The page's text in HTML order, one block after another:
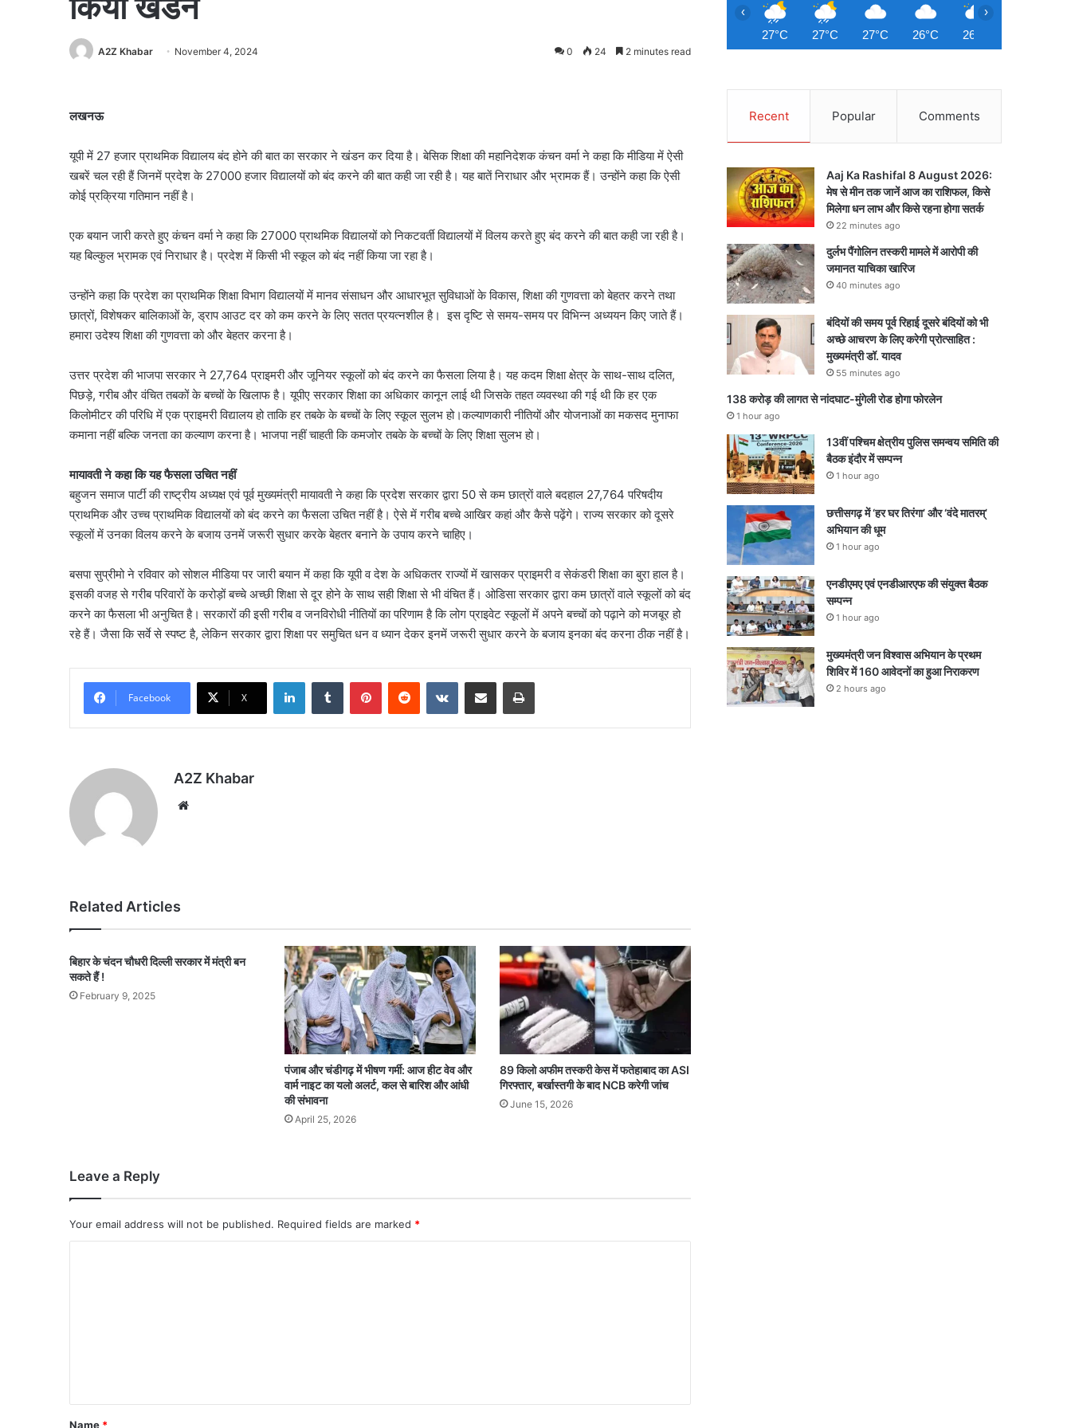
A2Z Khabar November 4, 2024 0 24 2 minutes read
लखनऊ
यूपी में 27 हजार प्राथमिक विद्यालय बंद होने की बात का सरकार ने खंडन कर दिया है। बेसिक शिक्षा की महानिदेशक कंचन वर्मा ने कहा कि मीडिया में ऐसी
खबरें चल रही हैं जिनमें प्रदेश के 27000 हजार विद्यालयों को बंद करने की बात कही जा रही है। यह बातें निराधार और भ्रामक हैं। उन्होंने कहा कि ऐसी
कोई प्रक्रिया गतिमान नहीं है।
एक बयान जारी करते हुए कंचन वर्मा ने कहा कि 27000 प्राथमिक विद्यालयों को निकटवर्ती विद्यालयों में विलय करते हुए बंद करने की बात कही जा रही है।
यह बिल्कुल भ्रामक एवं निराधार है। प्रदेश में किसी भी स्कूल को बंद नहीं किया जा रहा है।
उन्होंने कहा कि प्रदेश का प्राथमिक शिक्षा विभाग विद्यालयों में मानव संसाधन और आधारभूत सुविधाओं के विकास, शिक्षा की गुणवत्ता को बेहतर करने तथा
छात्रों, विशेषकर बालिकाओं के, ड्राप आउट दर को कम करने के लिए सतत प्रयत्नशील है। इस दृष्टि से समय-समय पर विभिन्न अध्ययन किए जाते हैं।
हमारा उदेश्य शिक्षा की गुणवत्ता को और बेहतर करना है।
उत्तर प्रदेश की भाजपा सरकार ने 27,764 प्राइमरी और जूनियर स्कूलों को बंद करने का फैसला लिया है। यह कदम शिक्षा क्षेत्र के साथ-साथ दलित,
पिछड़े, गरीब और वंचित तबकों के बच्चों के खिलाफ है। यूपीए सरकार शिक्षा का अधिकार कानून लाई थी जिसके तहत व्यवस्था की गई थी कि हर एक
किलोमीटर की परिधि में एक प्राइमरी विद्यालय हो ताकि हर तबके के बच्चों के लिए स्कूल सुलभ हो।कल्याणकारी नीतियों और योजनाओं का मकसद मुनाफा
कमाना नहीं बल्कि जनता का कल्याण करना है। भाजपा नहीं चाहती कि कमजोर तबके के बच्चों के लिए शिक्षा सुलभ हो।
मायावती ने कहा कि यह फैसला उचित नहीं
बहुजन समाज पार्टी की राष्ट्रीय अध्यक्ष एवं पूर्व मुख्यमंत्री मायावती ने कहा कि प्रदेश सरकार द्वारा 50 से कम छात्राें वाले बदहाल 27,764 परिषदीय
प्राथमिक और उच्च प्राथमिक विद्यालयों को बंद करने का फैसला उचित नहीं है। ऐसे में गरीब बच्चे आखिर कहां और कैसे पढ़ेंगे। राज्य सरकार को दूसरे
स्कूलों में उनका विलय करने के बजाय उनमें जरूरी सुधार करके बेहतर बनाने के उपाय करने चाहिए।
बसपा सुप्रीमो ने रविवार को सोशल मीडिया पर जारी बयान में कहा कि यूपी व देश के अधिकतर राज्यों में खासकर प्राइमरी व सेकंडरी शिक्षा का बुरा हाल है।
इसकी वजह से गरीब परिवारों के करोड़ों बच्चे अच्छी शिक्षा से दूर होने के साथ सही शिक्षा से भी वंचित हैं। ओडिसा सरकार द्वारा कम छात्राें वाले स्कूलों को बंद
करने का फैसला भी अनुचित है। सरकारों की इसी गरीब व जनविरोधी नीतियों का परिणाम है कि लोग प्राइवेट स्कूलों में अपने बच्चों को पढ़ाने को मजबूर हो
रहे हैं। जैसा कि सर्वे से स्पष्ट है, लेकिन सरकार द्वारा शिक्षा पर समुचित धन व ध्यान देकर इनमें जरूरी सुधार करने के बजाय इनका बंद करना ठीक नहीं है।
Facebook X
LinkedInTumblr PinterestReddit VKontakteShare via Email Print
A2Z Khabar
Related Articles
बिहार के चंदन चौधरी दिल्ली सरकार में मंत्री बन
सकते हैं !
February 9, 2025
पंजाब और चंडीगढ़ में भीषण गर्मी: आज हीट वेव और
वार्म नाइट का यलो अलर्ट, कल से बारिश और आंधी
की संभावना
April 25, 2026
89 किलो अफीम तस्करी केस में फतेहाबाद का ASI
गिरफ्तार, बर्खास्तगी के बाद NCB करेगी जांच
June 15, 2026
Leave a Reply
Your email address will not be published. Required fields are marked *
*
Name *
27°C 27°C 27°C 26°C 26°C
‹ ›
Recent Popular Comments
Aaj Ka Rashifal 8 August 2026:
मेष से मीन तक जानें आज का राशिफल, किसे
मिलेगा धन लाभ और किसे रहना होगा सतर्क
22 minutes ago
दुर्लभ पैंगोलिन तस्करी मामले में आरोपी की
जमानत याचिका खारिज
40 minutes ago
बंदियों की समय पूर्व रिहाई दूसरे बंदियों को भी
अच्छे आचरण के लिए करेगी प्रोत्साहित :
मुख्यमंत्री डॉ. यादव
55 minutes ago
138 करोड़ की लागत से नांदघाट-मुंगेली रोड होगा फोरलेन
1 hour ago
13वीं पश्चिम क्षेत्रीय पुलिस समन्वय समिति की
बैठक इंदौर में सम्पन्न
1 hour ago
छत्तीसगढ़ में ‘हर घर तिरंगा’ और ‘वंदे मातरम्’
अभियान की धूम
1 hour ago
एनडीएमए एवं एनडीआरएफ की संयुक्त बैठक
सम्पन्न
1 hour ago
मुख्यमंत्री जन विश्वास अभियान के प्रथम
शिविर में 160 आवेदनों का हुआ निराकरण
2 hours ago